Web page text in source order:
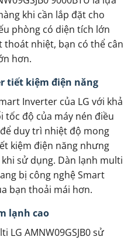
khi cần lắp đặt cho
phòng có diện tích lớn
thoát nhiệt, bạn có thể cân
hơn.
tiết kiệm điện năng
Inverter của LG với khả
tốc độ của máy nén điều
duy trì nhiệt độ mong
kiệm điện năng nhưng
sử dụng. Dàn lạnh multi
bị công nghệ Smart
bạn thoải mái hơn.
lạnh cao
LG AMNW09GSJB0 sử